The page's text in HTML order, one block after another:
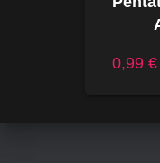
0,99 €